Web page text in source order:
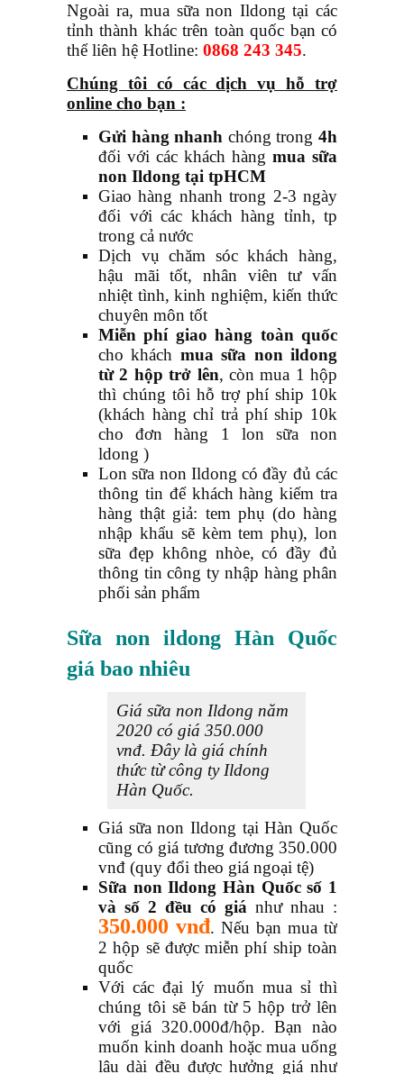
Ngoài ra, mua sữa non Ildong tại các
tỉnh thành khác trên toàn quốc bạn có
thể liên hệ Hotline: 0868 243 345.
Chúng tôi có các dịch vụ hỗ trợ
online cho bạn :
Gửi hàng nhanh chóng trong4h
đối với các khách hàng mua sữa
non Ildong tại tpHCM
Giao hàng nhanh trong 2-3 ngày
đối với các khách hàng tỉnh, tp
trong cả nước
Dịch vụ chăm sóc khách hàng,
hậu mãi tốt, nhân viên tư vấn
nhiệt tình, kinh nghiệm, kiến thức
chuyên môn tốt
Miễn phí giao hàng toàn quốc
cho khách mua sữa non ildong
từ 2 hộp trở lên, còn mua 1 hộp
thì chúng tôi hỗ trợ phí ship 10k
(khách hàng chỉ trả phí ship 10k
cho đơn hàng 1 lon sữa non
ldong )
Lon sữa non Ildong có đầy đủ các
thông tin để khách hàng kiểm tra
hàng thật giả: tem phụ (do hàng
nhập khẩu sẽ kèm tem phụ), lon
sữa đẹp không nhòe, có đầy đủ
thông tin công ty nhập hàng phân
phối sản phẩm
Sữa non ildong Hàn Quốc
giá bao nhiêu
Giá sữa non Ildong năm
2020 có giá 350.000
vnđ. Đây là giá chính
thức từ công ty Ildong
Hàn Quốc.
Giá sữa non Ildong tại Hàn Quốc
cũng có giá tương đương 350.000
vnđ (quy đổi theo giá ngoại tệ)
Sữa non Ildong Hàn Quốc số 1
và số 2 đều có giá như nhau :
350.000 vnđ. Nếu bạn mua từ
2 hộp sẽ được miễn phí ship toàn
quốc
Với các đại lý muốn mua sỉ thì
chúng tôi sẽ bán từ 5 hộp trở lên
với giá 320.000đ/hộp. Bạn nào
muốn kinh doanh hoặc mua uống
lâu dài đều được hưởng giá như